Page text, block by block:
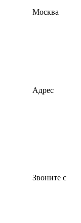
Москва
Адрес
Звоните с